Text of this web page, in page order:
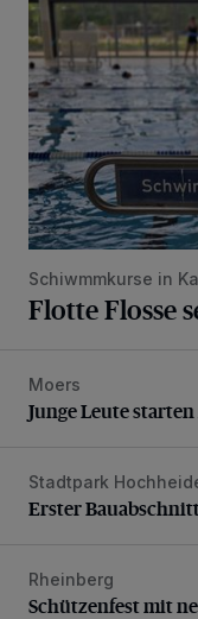
Schiwmmkurse in
Flotte Flosse
Junge Leute
Moers
Junge Leute
Erster Bauabschnitt
Stadtpark
Erster
Schützenfest mit
Rheinberg
Schützenfest mit